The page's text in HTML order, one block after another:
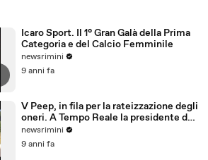
Icaro Sport. Il 1° Gran Galà della Prima
Categoria e del Calcio Femminile
newsrimini
9 anni fa
V Peep, in fila per la rateizzazione degli
oneri. A Tempo Reale la presidente del
Comitato
newsrimini
9 anni fa